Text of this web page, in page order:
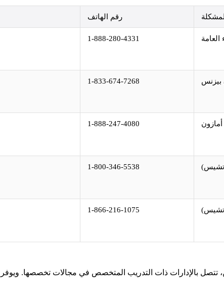
رقم الهاتف
العامة 1-888-280-4331
بيزنس 1-833-674-7268
1-888-247-4080
(تشيس) 1-800-346-5538
(تشيس) 1-866-216-1075
تتصل بالإدارات ذات التدريب المتخصص في مجالات تخصصها.